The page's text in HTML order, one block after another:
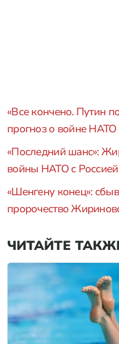
«Все кончено. Путин
прогноз о войне НАТО
«Последний шанс»:
войны НАТО с Россией
«Шенгену конец»:
пророчество
ЧИТАЙТЕ